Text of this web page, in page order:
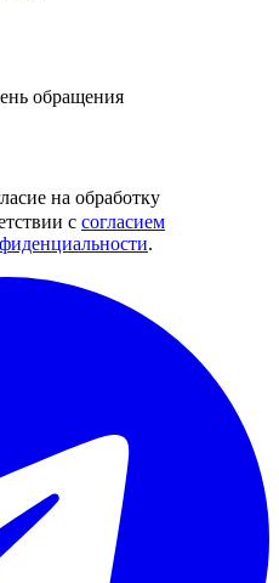
обращения
на обработку
с согласием
.